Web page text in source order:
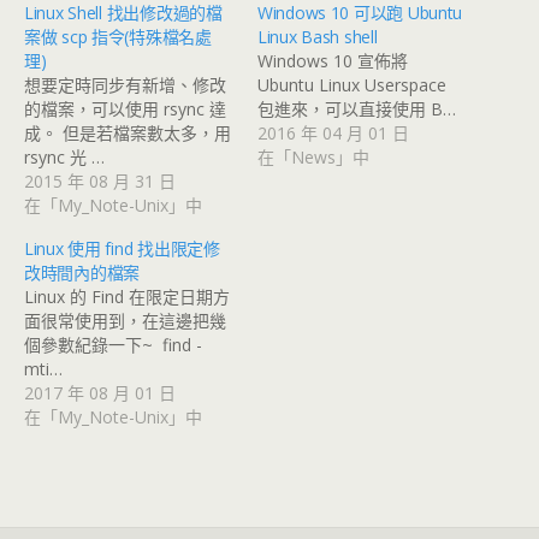
Linux Shell 找出修改過的檔
案做 scp 指令(特殊檔名處
理)
想要定時同步有新增、修改
的檔案，可以使用 rsync 達
成。 但是若檔案數太多，用
rsync 光 …
2015 年 08 月 31 日
在「My_Note-Unix」中
Windows 10 可以跑 Ubuntu
Linux Bash shell
Windows 10 宣佈將
Ubuntu Linux Userspace
包進來，可以直接使用 B…
2016 年 04 月 01 日
在「News」中
Linux 使用 find 找出限定修
改時間內的檔案
Linux 的 Find 在限定日期方
面很常使用到，在這邊把幾
個參數紀錄一下~ find -
mti…
2017 年 08 月 01 日
在「My_Note-Unix」中